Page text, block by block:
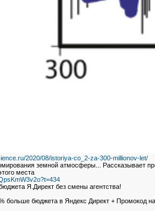
2020/08/istoriya-co_2-za-300-millionov-let/
земной атмосферы... Рассказывает
места
Я.Директ без смены агентства!
больше бюджета в Яндекс Директ + Промокод